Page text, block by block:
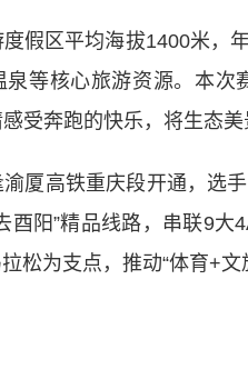
区平均海拔1400米，
泉等核心旅游资源。本
受奔跑的快乐，将生态
高铁重庆段开通，选手
酉阳”精品线路，串联9
松为支点，推动“体育+